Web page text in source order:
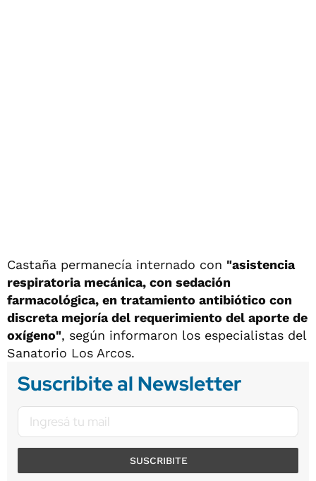
Castaña permanecía internado con "asistencia
respiratoria mecánica, con sedación
farmacológica, en tratamiento antibiótico con
discreta mejoría del requerimiento del aporte de
oxígeno", según informaron los especialistas del
Sanatorio Los Arcos.
Suscribite al Newsletter
SUSCRIBITE